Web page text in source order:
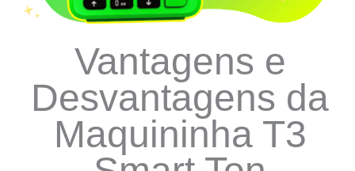
Vantagens e
Desvantagens da
Maquininha T3